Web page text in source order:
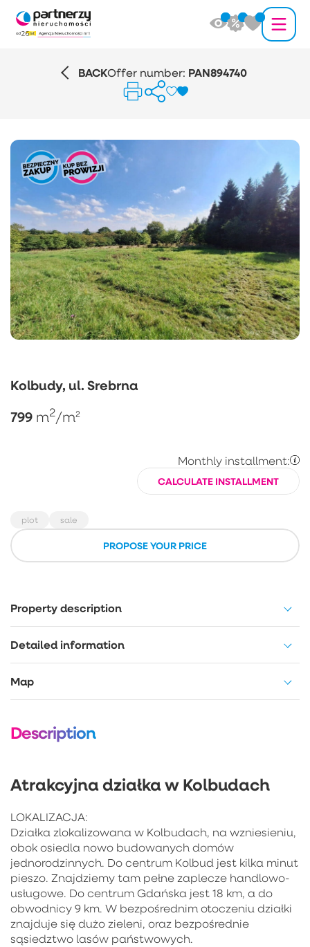
BACKOffer number: PAN894740
Kolbudy, ul. Srebrna
799 m2/m²
Monthly installment:
CALCULATE INSTALLMENT
plot sale
PROPOSE YOUR PRICE
Property description
Detailed information
Map
Description
Atrakcyjna działka w Kolbudach
LOKALIZACJA:
Działka zlokalizowana w Kolbudach, na wzniesieniu,
obok osiedla nowo budowanych domów
jednorodzinnych. Do centrum Kolbud jest kilka minut
pieszo. Znajdziemy tam pełne zaplecze handlowo-
usługowe. Do centrum Gdańska jest 18 km, a do
obwodnicy 9 km. W bezpośrednim otoczeniu działki
znajduje się dużo zieleni, oraz bezpośrednie
sąsiedztwo lasów państwowych.